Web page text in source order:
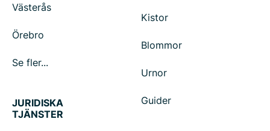
Västerås
Örebro
Se fler...
Kistor
Blommor
Urnor
Guider
JURIDISKA
TJÄNSTER